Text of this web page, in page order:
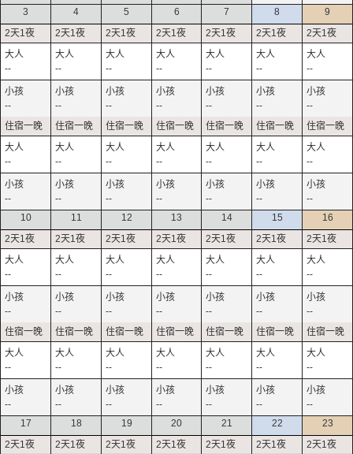
3
--
--
--
--
4
--
--
--
--
5
--
--
--
--
6
--
--
--
--
7
--
--
--
--
8
--
--
--
--
9
--
--
--
--
10
--
--
--
--
11
--
--
--
--
12
--
--
--
--
13
--
--
--
--
14
--
--
--
--
15
--
--
--
--
16
--
--
--
--
17
18 19 20 21 22 23